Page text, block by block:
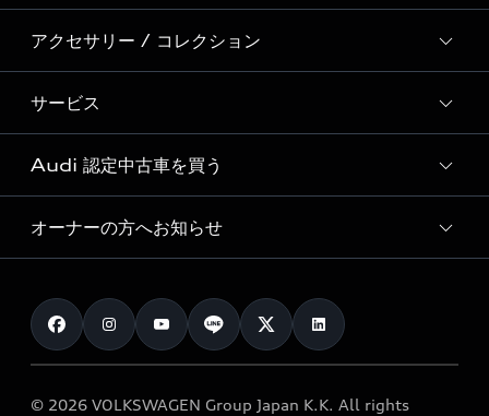
Audi Sport
Formula 1®
デジタルサービス
新車在庫検索
試乗車・展示車検索
見積り依頼
試乗予約
モデル一覧
特別仕様モデル / 限定モデル
e-tronラインアップ
価格シミュレーション
車両比較
カタログ一覧
アクセサリー / コレクション
純正アクセサリー
オンラインショップ
Audi collection
アウディナビアプリ
サービス
サービス入庫予約
サービスプログラム
メンテナンス
車検 / 定期点検
e-tronアフターサポート
Audi 認定中古車を買う
Audi認定中古車
クオリティ
保証
メンテナンス
オーナーの方へお知らせ
お知らせ
オーナー様向けキャンペーン
© 2026 VOLKSWAGEN Group Japan K.K. All rights